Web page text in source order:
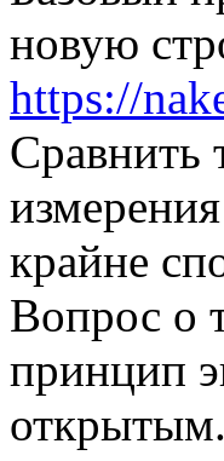
новую
https://
Сравнить
крайне
Вопрос о
принцип
открытым.